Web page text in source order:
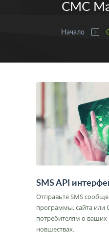
СМС
Начало
SMS API
Отправьте SMS
программы, сайта или
потребителям о ваших
новшествах.